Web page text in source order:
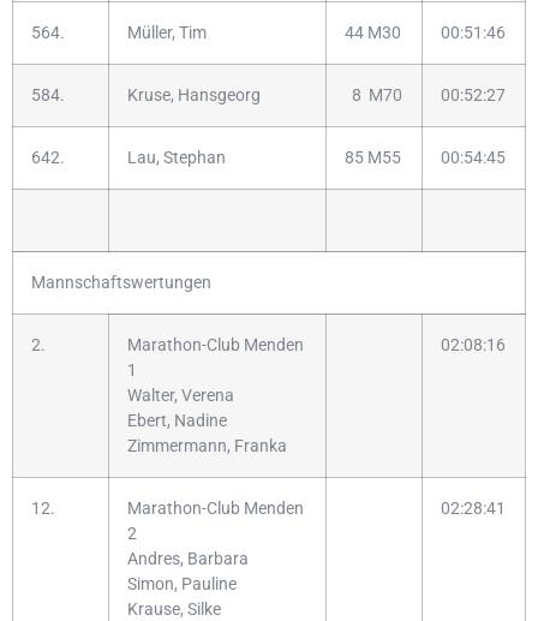
564. Müller, Tim 44 M30 00:51:46
584. Kruse, Hansgeorg 8 M70 00:52:27
642. Lau, Stephan 85 M55 00:54:45
Mannschaftswertungen
2.
Marathon-Club Menden
1
Walter, Verena
Ebert, Nadine
Zimmermann, Franka
02:08:16
12.
Marathon-Club Menden
2
Andres, Barbara
Simon, Pauline
Krause, Silke
02:28:41